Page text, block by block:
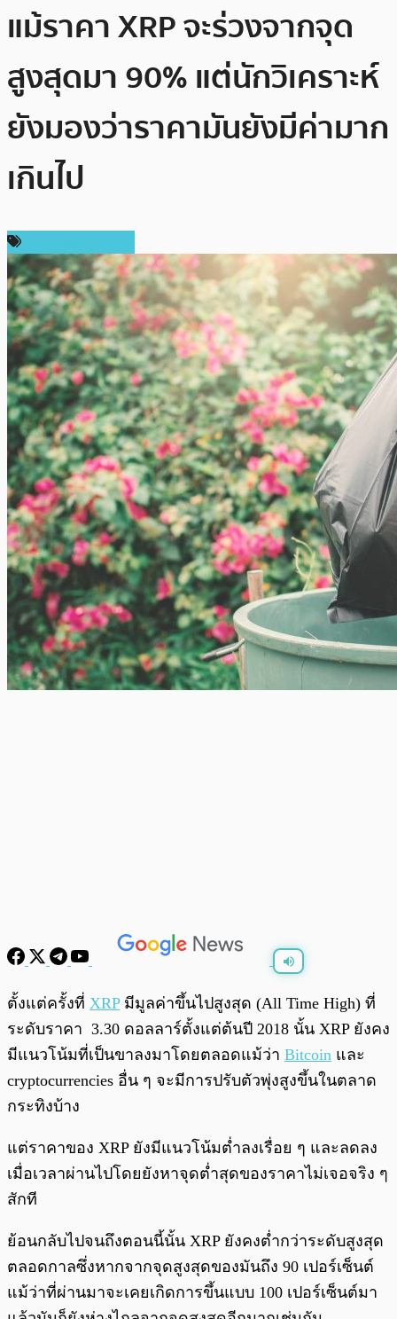
แม้ราคา XRP จะร่วงจากจุด
สูงสุดมา 90% แต่นักวิเคราะห์
ยังมองว่าราคามันยังมีค่ามาก
เกินไป
พร้อมเล่น
ตั้งแต่ครั้งที่ XRPมีมูลค่าขึ้นไปสูงสุด (All Time High) ที่
ระดับราคา 3.30 ดอลลาร์ตั้งแต่ต้นปี 2018 นั้น XRP ยังคง
มีแนวโน้มที่เป็นขาลงมาโดยตลอดแม้ว่า Bitcoin และ
cryptocurrencies อื่น ๆ จะมีการปรับตัวพุ่งสูงขึ้นในตลาด
กระทิงบ้าง
แต่ราคาของ XRP ยังมีแนวโน้มต่ำลงเรื่อย ๆ และลดลง
เมื่อเวลาผ่านไปโดยยังหาจุดต่ำสุดของราคาไม่เจอจริง ๆ
สักที
ย้อนกลับไปจนถึงตอนนี้นั้น XRP ยังคงต่ำกว่าระดับสูงสุด
ตลอดกาลซึ่งหากจากจุดสูงสุดของมันถึง 90 เปอร์เซ็นต์
แม้ว่าที่ผ่านมาจะเคยเกิดการขึ้นแบบ 100 เปอร์เซ็นต์มา